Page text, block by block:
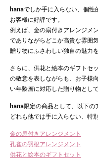
hanaでしか手に入らない、個
お客様に好評です。
例えば、金の扇付きアレンジメ
でありながらどこか高貴な雰囲気
贈り物にふさわしい独自の魅力
さらに、供花と絵本のギフトセ
の敬意を表しながらも、お子様
い年齢層に対応した贈り物とし
hana限定の商品として、以下の
どれも他では手に入らない、特
金の扇付きアレンジメント
孔雀の羽根アレンジメント
供花と絵本のギフトセット